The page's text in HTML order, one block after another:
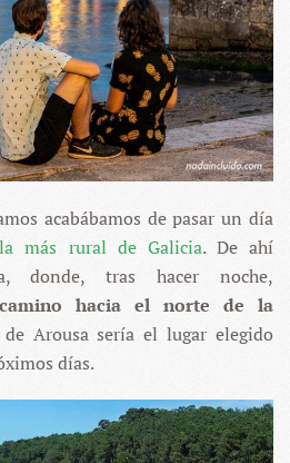
acabábamos de pasar un día
más rural de Galicia. De ahí
donde, tras hacer noche,
hacia el norte de la
Arousa sería el lugar elegido
días.